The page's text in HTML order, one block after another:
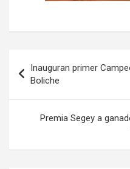
de
entradas
Inauguran primer
Boliche
Premia Segey a